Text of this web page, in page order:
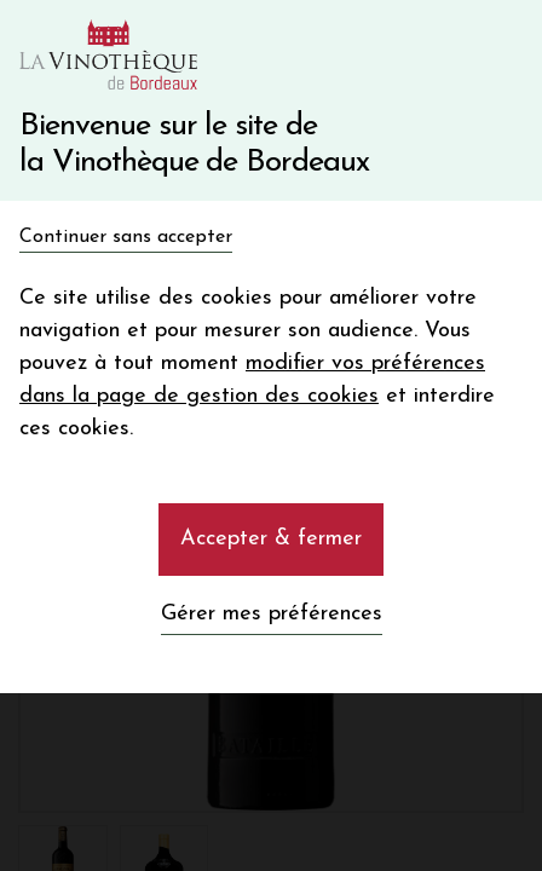
Bienvenue sur le site de
la Vinothèque de Bordeaux
Continuer sans accepter
Ce site utilise des cookies pour améliorer votre
navigation et pour mesurer son audience. Vous
pouvez à tout moment modifier vos préférences
dans la page de gestion des cookies et interdire
ces cookies.
Accepter & fermer
Gérer mes préférences
10€ de remise immédiate sur votre première commande
Une question ?
en bon d'achat
Votre
email
En m’abonnant, j’accepte de recevoir la newsletter de la